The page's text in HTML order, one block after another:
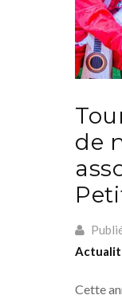
de
Cette